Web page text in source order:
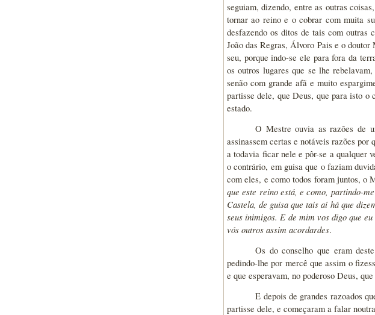
seguiam, dizendo, entre as outras
tornar ao reino e o cobrar com muita
desfazendo os ditos de tais com
João das Regras, Álvoro Pais e o
seu, porque indo-se ele para fora da
os outros lugares que se lhe
senão com grande afã e muito
partisse dele, que Deus, que para isto o
estado.
O Mestre ouvia as razões de
assinassem certas e notáveis razões
a todavia ficar nele e pôr-se a qualquer
o contrário, em guisa que o faziam
com eles, e como todos foram juntos, o
que este reino está, e como, partindo-
Castela, de guisa que tais aí há que
seus inimigos. E de mim vos digo que
vós outros assim acordardes.
Os do conselho que eram
pedindo-lhe por mercê que assim o
e que esperavam, no poderoso Deus,
E depois de grandes razoados
partisse dele, e começaram a falar